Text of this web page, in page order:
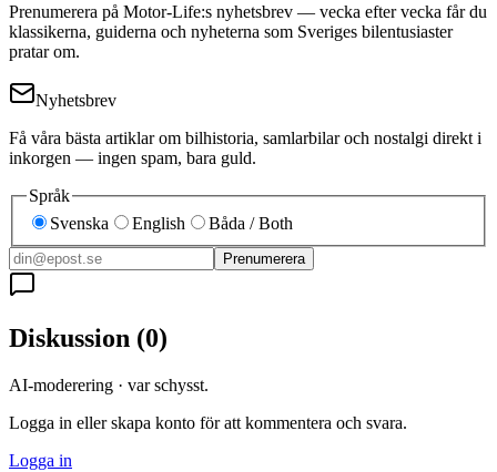
Prenumerera på Motor-Life:s nyhetsbrev — vecka efter vecka får du
klassikerna, guiderna och nyheterna som Sveriges bilentusiaster
pratar om.
Nyhetsbrev
Få våra bästa artiklar om bilhistoria, samlarbilar och nostalgi direkt i
inkorgen — ingen spam, bara guld.
Språk
Svenska
English Båda / Both
Prenumerera
Diskussion (0)
AI-moderering · var schysst.
Logga in eller skapa konto för att kommentera och svara.
Logga in